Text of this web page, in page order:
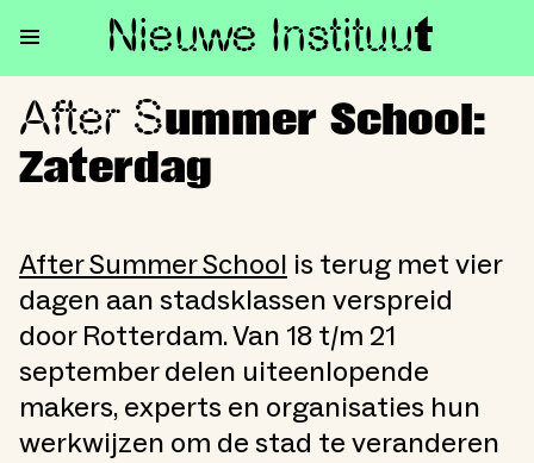
Nieuwe Instituut
After Summer School:
After Summer School:
Zaterdag
After Summer School is terug met vier
dagen aan stadsklassen verspreid
door Rotterdam. Van 18 t/m 21
september delen uiteenlopende
makers, experts en organisaties hun
werkwijzen om de stad te veranderen